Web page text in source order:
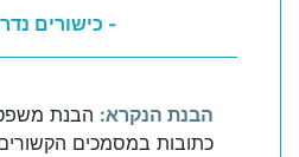
- כישורים
הבנת הנקרא: הבנת
כתובות במסמכים